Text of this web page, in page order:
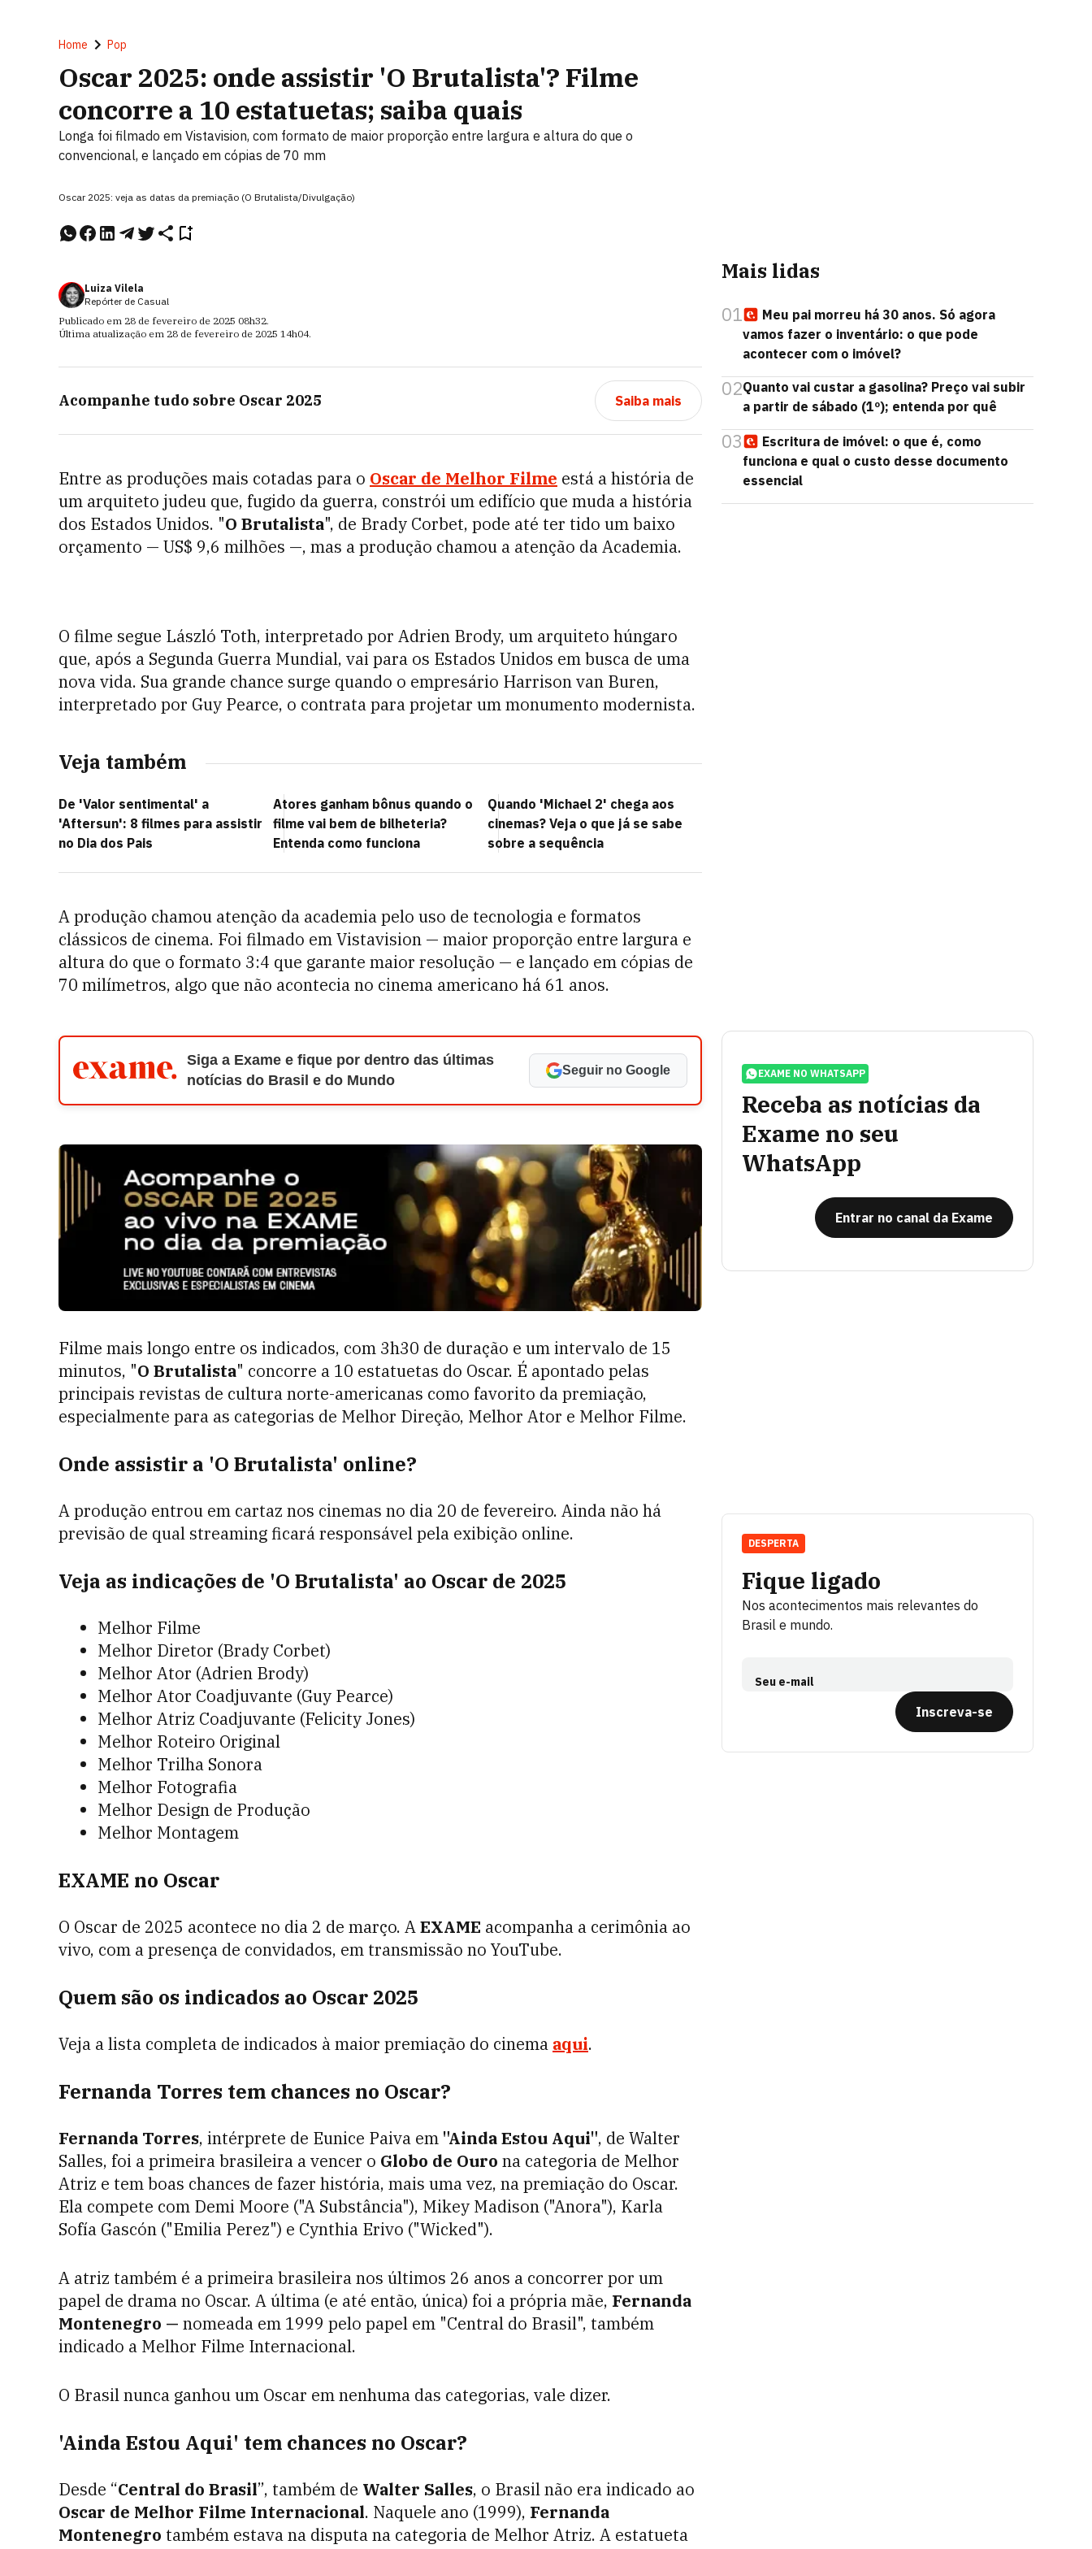
Home Pop
Oscar 2025: onde assistir 'O Brutalista'? Filme
concorre a 10 estatuetas; saiba quais
Longa foi filmado em Vistavision, com formato de maior proporção entre largura e altura do que o
convencional, e lançado em cópias de 70 mm
Oscar 2025: veja as datas da premiação (O Brutalista/Divulgação)
Luiza Vilela
Repórter de Casual
Publicado em 28 de fevereiro de 2025 08h32.
Última atualização em 28 de fevereiro de 2025 14h04.
Acompanhe tudo sobre Oscar 2025 Saiba mais
Entre as produções mais cotadas para o Oscar de Melhor Filme está a história de
um arquiteto judeu que, fugido da guerra, constrói um edifício que muda a história
dos Estados Unidos. "O Brutalista", de Brady Corbet, pode até ter tido um baixo
orçamento — US$ 9,6 milhões —, mas a produção chamou a atenção da Academia.
O filme segue László Toth, interpretado por Adrien Brody, um arquiteto húngaro
que, após a Segunda Guerra Mundial, vai para os Estados Unidos em busca de uma
nova vida. Sua grande chance surge quando o empresário Harrison van Buren,
interpretado por Guy Pearce, o contrata para projetar um monumento modernista.
Veja também
De 'Valor sentimental' a
'Aftersun': 8 filmes para assistir
no Dia dos Pais
Atores ganham bônus quando o
filme vai bem de bilheteria?
Entenda como funciona
Quando 'Michael 2' chega aos
cinemas? Veja o que já se sabe
sobre a sequência
A produção chamou atenção da academia pelo uso de tecnologia e formatos
clássicos de cinema. Foi filmado em Vistavision — maior proporção entre largura e
altura do que o formato 3:4 que garante maior resolução — e lançado em cópias de
70 milímetros, algo que não acontecia no cinema americano há 61 anos.
Siga a Exame e fique por dentro das últimas
notícias do Brasil e do Mundo
Seguir no Google
Filme mais longo entre os indicados, com 3h30 de duração e um intervalo de 15
minutos, "O Brutalista" concorre a 10 estatuetas do Oscar. É apontado pelas
principais revistas de cultura norte-americanas como favorito da premiação,
especialmente para as categorias de Melhor Direção, Melhor Ator e Melhor Filme.
Onde assistir a 'O Brutalista' online?
A produção entrou em cartaz nos cinemas no dia 20 de fevereiro. Ainda não há
previsão de qual streaming ficará responsável pela exibição online.
Veja as indicações de 'O Brutalista' ao Oscar de 2025
Melhor Filme
Melhor Diretor (Brady Corbet)
Melhor Ator (Adrien Brody)
Melhor Ator Coadjuvante (Guy Pearce)
Melhor Atriz Coadjuvante (Felicity Jones)
Melhor Roteiro Original
Melhor Trilha Sonora
Melhor Fotografia
Melhor Design de Produção
Melhor Montagem
EXAME no Oscar
O Oscar de 2025 acontece no dia 2 de março. AEXAME acompanha a cerimônia ao
vivo, com a presença de convidados, em transmissão no YouTube.
Quem são os indicados ao Oscar 2025
Veja a lista completa de indicados à maior premiação do cinema aqui.
Fernanda Torres tem chances no Oscar?
Fernanda Torres, intérprete de Eunice Paiva em "Ainda Estou Aqui", de Walter
Salles, foi a primeira brasileira a vencer o Globo de Ouro na categoria de Melhor
Atriz e tem boas chances de fazer história, mais uma vez, na premiação do Oscar.
Ela compete com Demi Moore ("A Substância"), Mikey Madison ("Anora"), Karla
Sofía Gascón ("Emilia Perez") e Cynthia Erivo ("Wicked").
A atriz também é a primeira brasileira nos últimos 26 anos a concorrer por um
papel de drama no Oscar. A última (e até então, única) foi a própria mãe, Fernanda
Montenegro — nomeada em 1999 pelo papel em "Central do Brasil", também
indicado a Melhor Filme Internacional.
O Brasil nunca ganhou um Oscar em nenhuma das categorias, vale dizer.
'Ainda Estou Aqui' tem chances no Oscar?
Desde “Central do Brasil”, também de Walter Salles, o Brasil não era indicado ao
Oscar de Melhor Filme Internacional. Naquele ano (1999), Fernanda
Montenegro também estava na disputa na categoria de Melhor Atriz. A estatueta
Mais lidas
01
Meu pai morreu há 30 anos. Só agora
vamos fazer o inventário: o que pode
acontecer com o imóvel?
02Quanto vai custar a gasolina? Preço vai subir
a partir de sábado (1º); entenda por quê
03
Escritura de imóvel: o que é, como
funciona e qual o custo desse documento
essencial
EXAME NO WHATSAPP
Receba as notícias da
Exame no seu
WhatsApp
Entrar no canal da Exame
Fique ligado
Nos acontecimentos mais relevantes do
Brasil e mundo.
Seu e-mail
Inscreva-se
DESPERTA